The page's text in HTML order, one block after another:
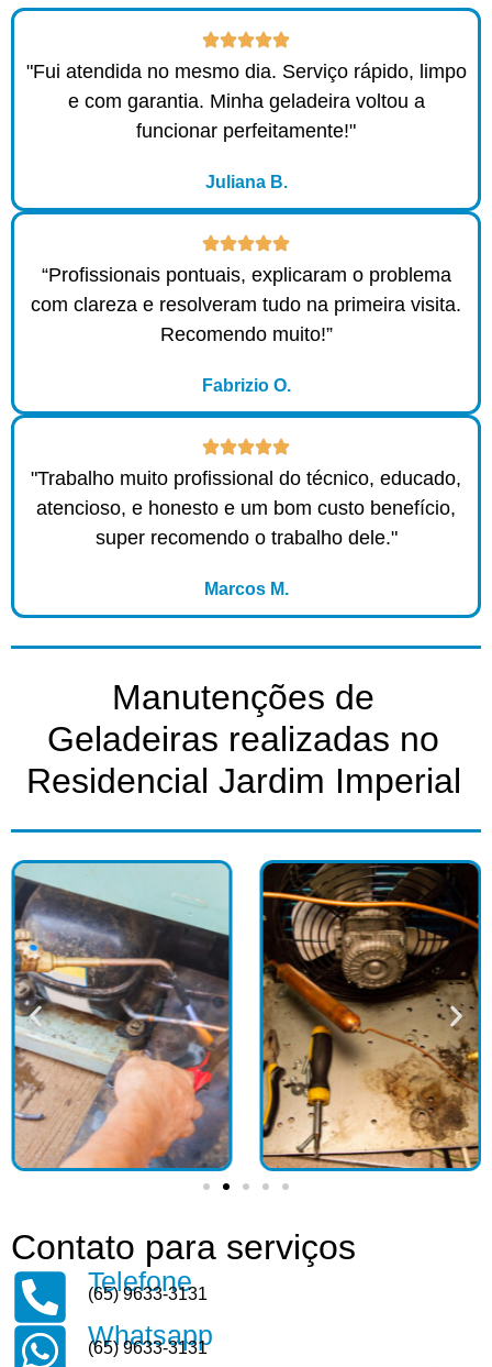
"Fui atendida no mesmo dia. Serviço rápido, limpo
e com garantia. Minha geladeira voltou a
funcionar perfeitamente!"
Juliana B.
“Profissionais pontuais, explicaram o problema
com clareza e resolveram tudo na primeira visita.
Recomendo muito!”
Fabrizio O.
"Trabalho muito profissional do técnico, educado,
atencioso, e honesto e um bom custo benefício,
super recomendo o trabalho dele."
Marcos M.
Manutenções de
Geladeiras realizadas no
Residencial Jardim Imperial​
Contato para serviços
Telefone
(65) 9633-3131
Whatsapp
(65) 9633-3131